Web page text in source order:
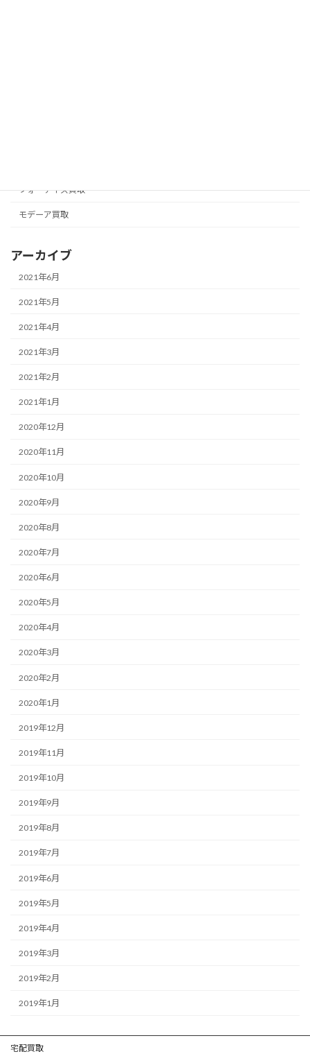
フォーデイズ買取
モデーア買取
アーカイブ
2021年6月
2021年5月
2021年4月
2021年3月
2021年2月
2021年1月
2020年12月
2020年11月
2020年10月
2020年9月
2020年8月
2020年7月
2020年6月
2020年5月
2020年4月
2020年3月
2020年2月
2020年1月
2019年12月
2019年11月
2019年10月
2019年9月
2019年8月
2019年7月
2019年6月
2019年5月
2019年4月
2019年3月
2019年2月
2019年1月
宅配買取